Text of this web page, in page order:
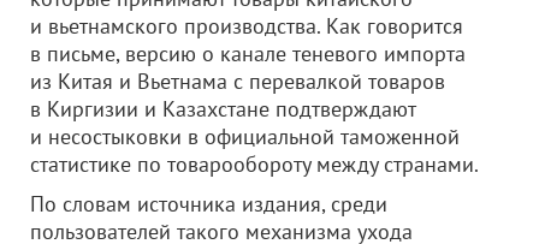
и вьетнамского производства. Как говорится
в письме, версию о канале теневого импорта
из Китая и Вьетнама с перевалкой товаров
в Киргизии и Казахстане подтверждают
и несостыковки в официальной таможенной
статистике по товарообороту между странами.
По словам источника издания, среди
пользователей такого механизма ухода